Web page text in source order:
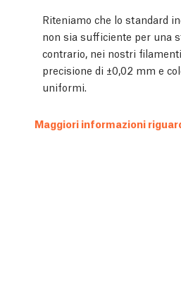
Riteniamo che lo standard
non sia sufficiente per una
contrario, nei nostri
precisione di ±0,02 mm e
uniformi.
Maggiori informazioni